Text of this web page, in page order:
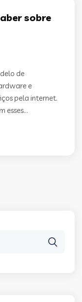
sobre
de
e
pela internet.
esses...